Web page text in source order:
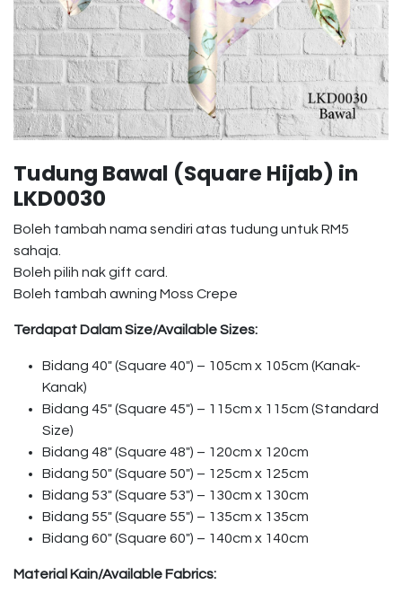
Tudung Bawal (Square Hijab) in
LKD0030
Boleh tambah nama sendiri atas tudung untuk RM5
sahaja.
Boleh pilih nak gift card.
Boleh tambah awning Moss Crepe
Terdapat Dalam Size/Available Sizes:
Bidang 40″ (Square 40″) – 105cm x 105cm (Kanak-
Kanak)
Bidang 45″ (Square 45″) – 115cm x 115cm (Standard
Size)
Bidang 48″ (Square 48″) – 120cm x 120cm
Bidang 50″ (Square 50″) – 125cm x 125cm
Bidang 53″ (Square 53″) – 130cm x 130cm
Bidang 55″ (Square 55″) – 135cm x 135cm
Bidang 60″ (Square 60″) – 140cm x 140cm
Material Kain/Available Fabrics: